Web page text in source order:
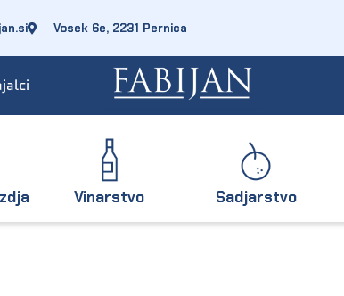
Vosek 6e, 2231 Pernica
Vinarstvo Sadjarstvo